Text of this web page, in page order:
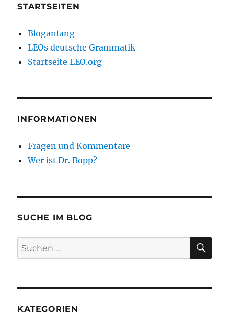
STARTSEITEN
Bloganfang
LEOs deutsche Grammatik
Startseite LEO.org
INFORMATIONEN
Fragen und Kommentare
Wer ist Dr. Bopp?
SUCHE IM BLOG
Suchen
nach:
KATEGORIEN